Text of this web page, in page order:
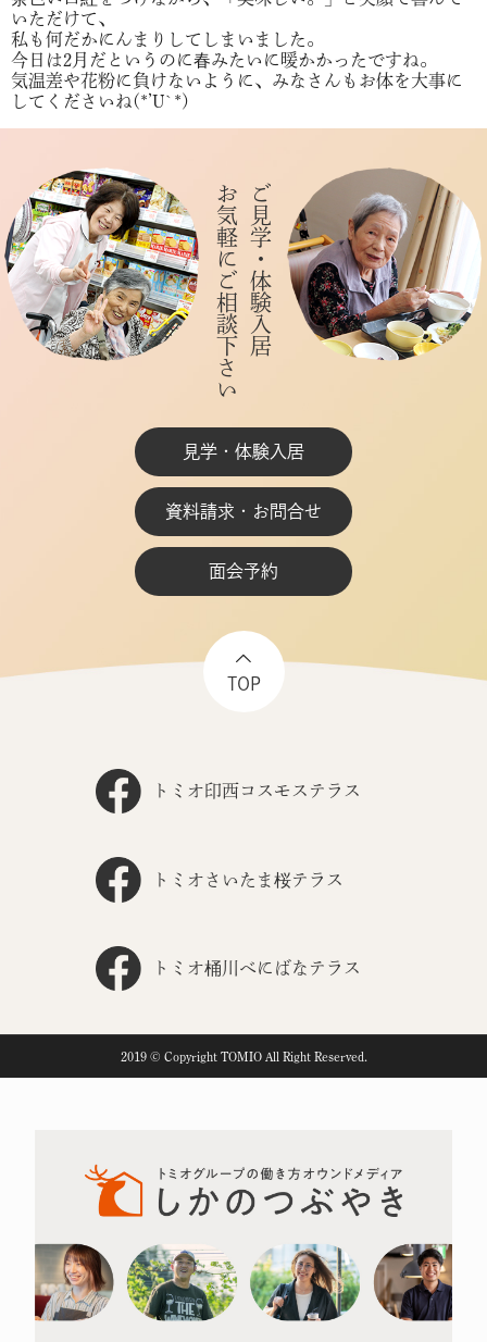
いただけて、
私も何だかにんまりしてしまいました。
今日は2月だというのに春みたいに暖かかったですね。
気温差や花粉に負けないように、みなさんもお体を大事に
してくださいね(*’U`*)
お気軽にご相談下さいご見学・体験入居
見学・体験入居
資料請求・お問合せ
面会予約
TOP
トミオ印西コスモステラス
トミオさいたま桜テラス
トミオ桶川べにばなテラス
2019 © Copyright TOMIO All Right Reserved.